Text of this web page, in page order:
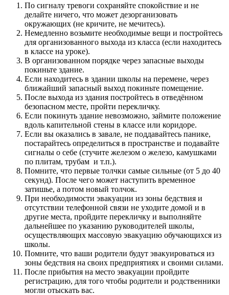
По сигналу тревоги сохраняйте спокойствие и не
делайте ничего, что может дезорганизовать
окружающих (не кричите, не мечитесь).
Немедленно возьмите необходимые вещи и постройтесь
для организованного выхода из класса (если находитесь
в классе на уроке).
В организованном порядке через запасные выходы
покиньте здание.
Если находитесь в здании школы на перемене, через
ближайший запасный выход покиньте помещение.
После выхода из здания постройтесь в отведённом
безопасном месте, пройти перекличку.
Если покинуть здание невозможно, займите положение
вдоль капительной стены в классе или коридоре.
Если вы оказались в завале, не поддавайтесь панике,
постарайтесь определиться в пространстве и подавайте
сигналы о себе (стучите железом о железо, камушками
по плитам, трубам и т.п.).
Помните, что первые толчки самые сильные (от 5 до 40
секунд). После чего может наступить временное
затишье, а потом новый толчок.
При необходимости эвакуации из зоны бедствия и
отсутствии телефонной связи не уходите домой и в
другие места, пройдите перекличку и выполняйте
дальнейшее по указанию руководителей школы,
осуществляющих массовую эвакуацию обучающихся из
школы.
Помните, что ваши родители будут эвакуироваться из
зоны бедствия на своих предприятиях и своими силами.
После прибытия на место эвакуации пройдите
регистрацию, для того чтобы родители и родственники
могли отыскать вас.